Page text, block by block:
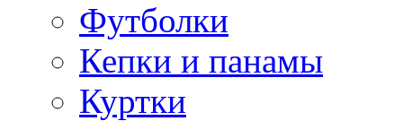
Футболки
Кепки и панамы
Куртки